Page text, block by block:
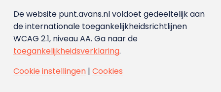
De website punt.avans.nl voldoet gedeeltelijk aan
de internationale toegankelijkheidsrichtlijnen
WCAG 2.1, niveau AA. Ga naar de
toegankelijkheidsverklaring.
Cookie instellingen| Cookies